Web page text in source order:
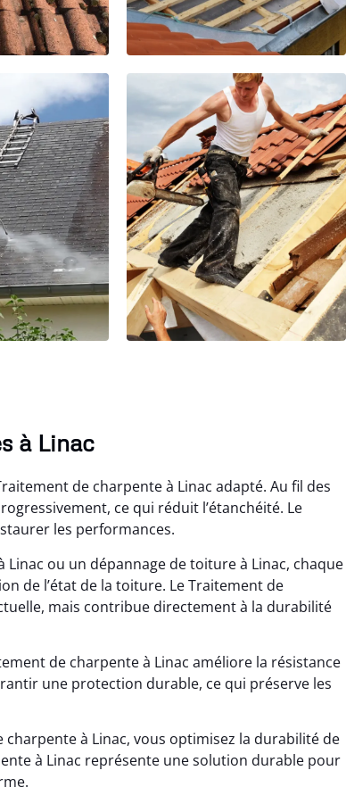
à Linac
de charpente à Linac adapté. Au fil des
ce qui réduit l’étanchéité. Le
les performances.
ou un dépannage de toiture à Linac, chaque
de l’état de la toiture. Le Traitement de
mais contribue directement à la durabilité
de charpente à Linac améliore la résistance
une protection durable, ce qui préserve les
à Linac, vous optimisez la durabilité de
à Linac représente une solution durable pour